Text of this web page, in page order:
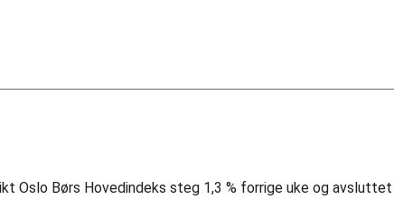
Oslo Børs Hovedindeks steg 1,3 % forrige uke og avsluttet